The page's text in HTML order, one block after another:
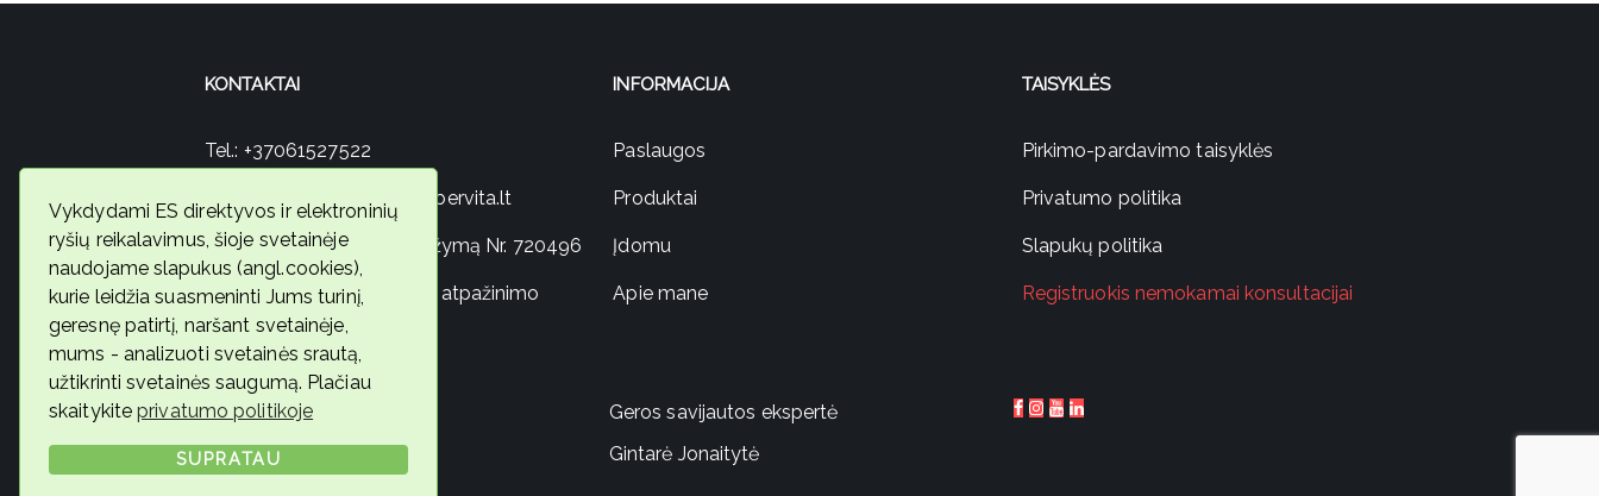
Vykdydami ES direktyvos ir elektroninių
ryšių reikalavimus, šioje svetainėje
naudojame slapukus (angl.cookies),
kurie leidžia suasmeninti Jums turinį,
geresnę patirtį, naršant svetainėje,
mums - analizuoti svetainės srautą,
užtikrinti svetainės saugumą. Plačiau
skaitykiteprivatumo politikoje
SUPRATAU
KONTAKTAI
Tel.: +37061527522
ambervita@ambervita.lt
Individuali veikla pagal pažymą Nr. 720496
Maisto tvarkymo subjekto atpažinimo
numeris – 130018951
INFORMACIJA
Paslaugos
Produktai
Įdomu
Apie mane
TAISYKLĖS
Pirkimo-pardavimo taisyklės
Privatumo politika
Slapukų politika
Registruokis nemokamai konsultacijai
© 2026 Ambervita
Geros savijautos ekspertė
Gintarė Jonaitytė